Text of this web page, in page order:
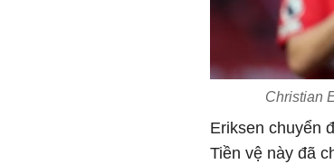
Christian
Eriksen chuyển
Tiền vệ này đã